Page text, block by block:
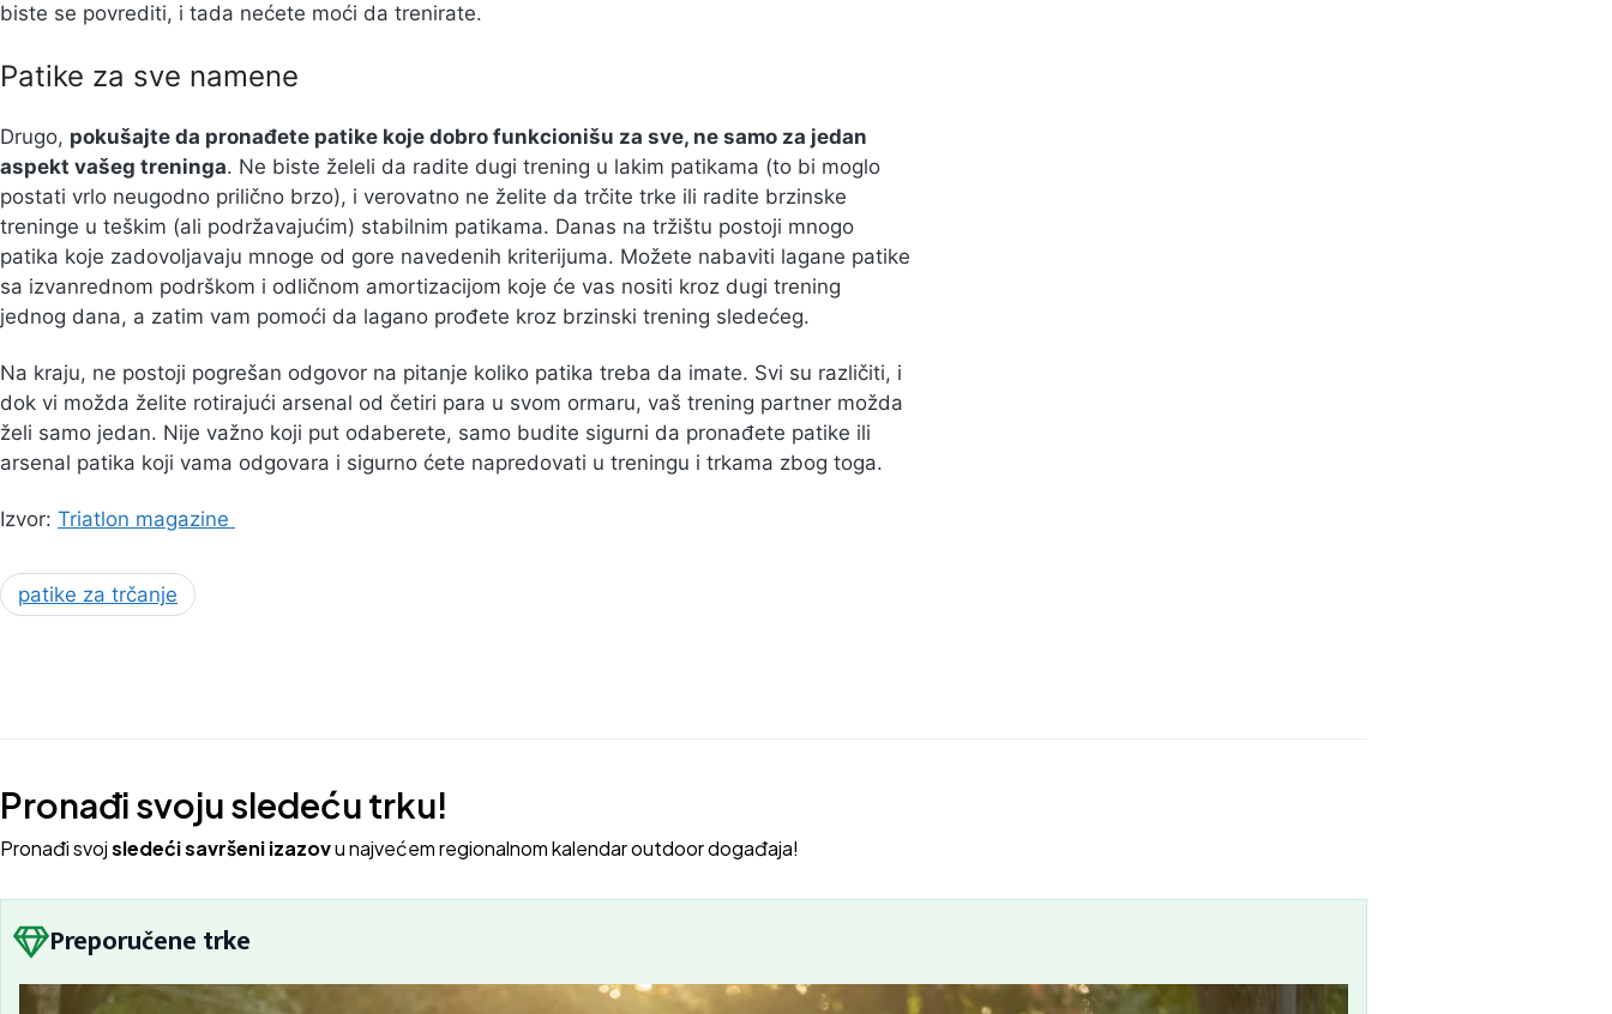
biste se povrediti, i tada nećete moći da trenirate.
Patike za sve namene
Drugo, pokušajte da pronađete patike koje dobro funkcionišu za sve, ne samo za jedan
aspekt vašeg treninga. Ne biste želeli da radite dugi trening u lakim patikama (to bi moglo
postati vrlo neugodno prilično brzo), i verovatno ne želite da trčite trke ili radite brzinske
treninge u teškim (ali podržavajućim) stabilnim patikama. Danas na tržištu postoji mnogo
patika koje zadovoljavaju mnoge od gore navedenih kriterijuma. Možete nabaviti lagane patike
sa izvanrednom podrškom i odličnom amortizacijom koje će vas nositi kroz dugi trening
jednog dana, a zatim vam pomoći da lagano prođete kroz brzinski trening sledećeg.
Na kraju, ne postoji pogrešan odgovor na pitanje koliko patika treba da imate. Svi su različiti, i
dok vi možda želite rotirajući arsenal od četiri para u svom ormaru, vaš trening partner možda
želi samo jedan. Nije važno koji put odaberete, samo budite sigurni da pronađete patike ili
arsenal patika koji vama odgovara i sigurno ćete napredovati u treningu i trkama zbog toga.
Izvor: Triatlon magazine
patike za trčanje
Pronađi svoju sledeću trku!
Pronađi svojsledeći savršeni izazovu najvećem regionalnom kalendar outdoor događaja!
Preporučene trke